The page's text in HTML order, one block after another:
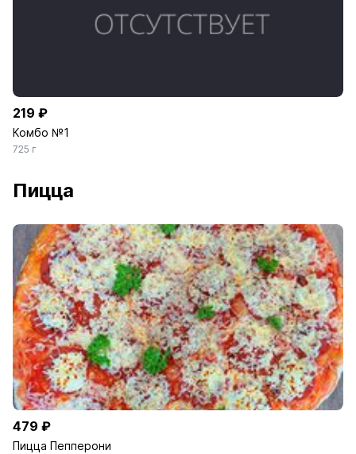
219 ₽
Комбо №1
725 г
Пицца
479 ₽
Пицца Пепперони